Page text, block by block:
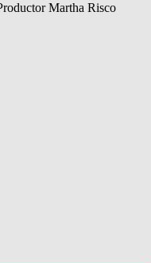
Martha Risco